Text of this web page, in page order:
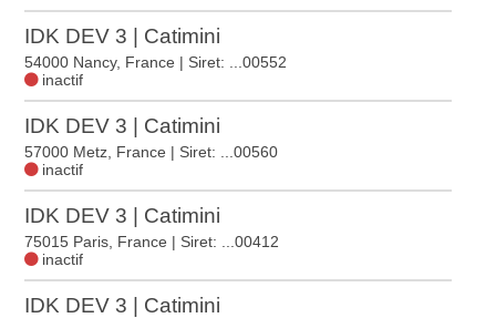
IDK DEV 3 | Catimini
54000 Nancy, France | Siret: ...00552
inactif
IDK DEV 3 | Catimini
57000 Metz, France | Siret: ...00560
inactif
IDK DEV 3 | Catimini
75015 Paris, France | Siret: ...00412
inactif
IDK DEV 3 | Catimini